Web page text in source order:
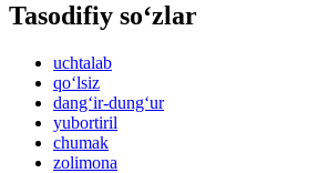
Tasodifiy so‘zlar
uchtalab
qo‘lsiz
dang‘ir-dung‘ur
yubortiril
chumak
zolimona